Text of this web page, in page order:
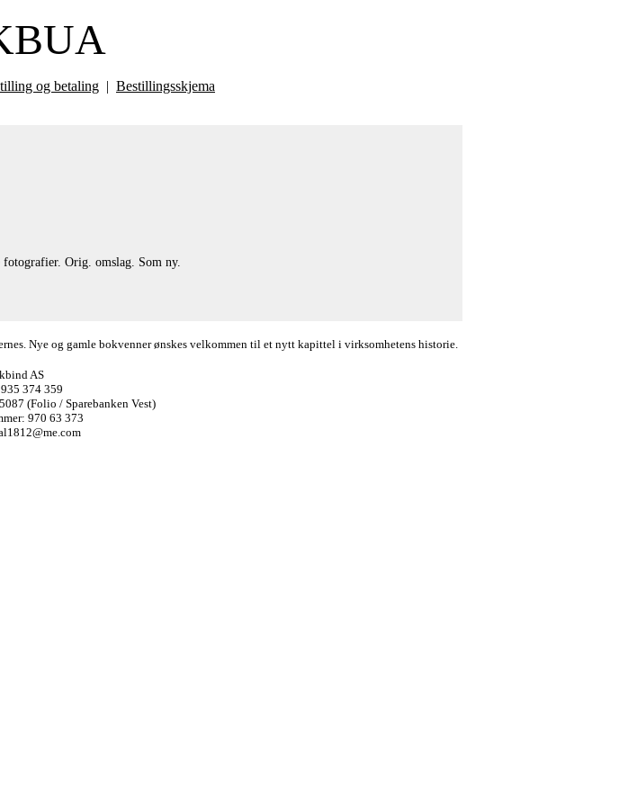
og betaling | Bestillingsskjema
Orig. omslag. Som ny.
Nye og gamle bokvenner ønskes velkommen til et nytt kapittel i virksomhetens historie.
AS
374 359
(Folio / Sparebanken Vest)
970 63 373